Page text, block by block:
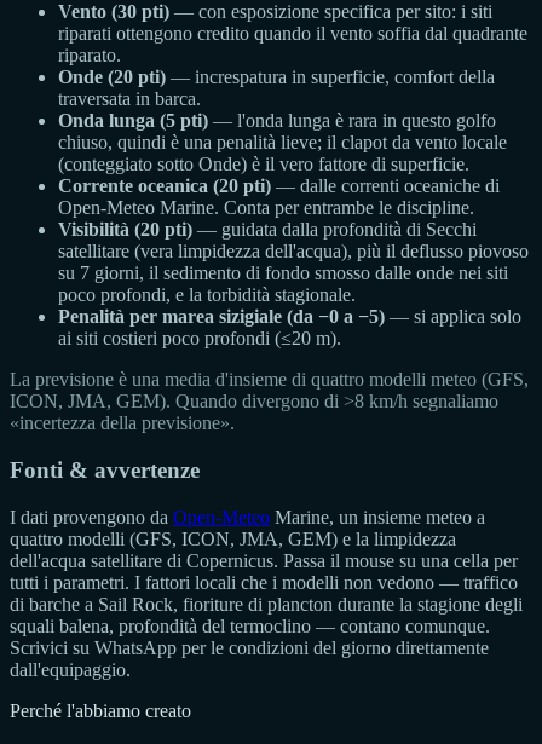
Vento (30 pti) — con esposizione specifica per sito: i siti
riparati ottengono credito quando il vento soffia dal quadrante
riparato.
Onde (20 pti) — increspatura in superficie, comfort della
traversata in barca.
Onda lunga (5 pti) — l'onda lunga è rara in questo golfo
chiuso, quindi è una penalità lieve; il clapot da vento locale
(conteggiato sotto Onde) è il vero fattore di superficie.
Corrente oceanica (20 pti) — dalle correnti oceaniche di
Open-Meteo Marine. Conta per entrambe le discipline.
Visibilità (20 pti) — guidata dalla profondità di Secchi
satellitare (vera limpidezza dell'acqua), più il deflusso piovoso
su 7 giorni, il sedimento di fondo smosso dalle onde nei siti
poco profondi, e la torbidità stagionale.
Penalità per marea sizigiale (da −0 a −5) — si applica solo
ai siti costieri poco profondi (≤20 m).
La previsione è una media d'insieme di quattro modelli meteo (GFS,
ICON, JMA, GEM). Quando divergono di >8 km/h segnaliamo
«incertezza della previsione».
Fonti & avvertenze
I dati provengono da Open-Meteo Marine, un insieme meteo a
quattro modelli (GFS, ICON, JMA, GEM) e la limpidezza
dell'acqua satellitare di Copernicus. Passa il mouse su una cella per
tutti i parametri. I fattori locali che i modelli non vedono — traffico
di barche a Sail Rock, fioriture di plancton durante la stagione degli
squali balena, profondità del termoclino — contano comunque.
Scrivici su WhatsApp per le condizioni del giorno direttamente
dall'equipaggio.
Perché l'abbiamo creato